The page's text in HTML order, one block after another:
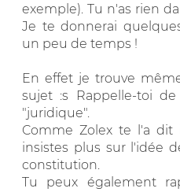
exemple). Tu n'as rien
Je te donnerai
un peu de temps !
En effet je trouve
sujet :s Rappelle-toi
"juridique".
Comme Zolex te l'a
insistes plus sur l'idée
constitution.
Tu peux également